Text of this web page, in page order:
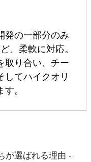
発の一部分のみ
、柔軟に対応。
取り合い、チー
してハイクオリ
。
が選ばれる理由 -